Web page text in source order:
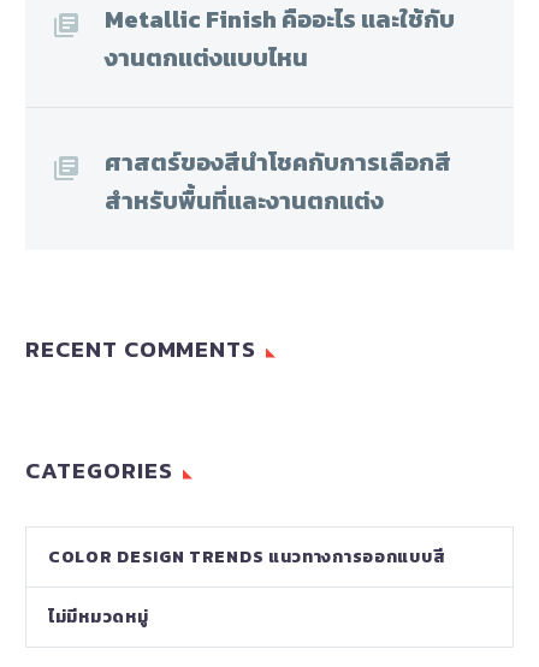
Metallic Finish คืออะไร และใช้กับ
งานตกแต่งแบบไหน
ศาสตร์ของสีนำโชคกับการเลือกสี
สำหรับพื้นที่และงานตกแต่ง
RECENT COMMENTS
CATEGORIES
COLOR DESIGN TRENDS แนวทางการออกแบบสี
ไม่มีหมวดหมู่